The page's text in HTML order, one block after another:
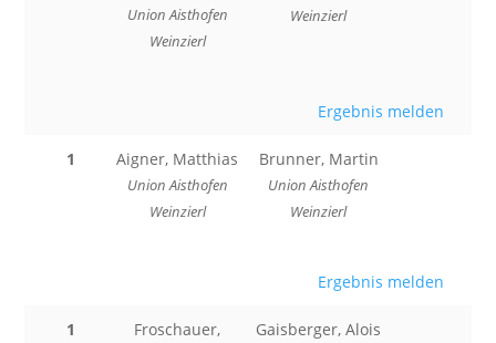
Union Aisthofen
Weinzierl
Weinzierl
Ergebnis melden
1 Aigner, Matthias
Union Aisthofen
Weinzierl
Brunner, Martin
Union Aisthofen
Weinzierl
Ergebnis melden
1
Froschauer,
Gaisberger, Alois